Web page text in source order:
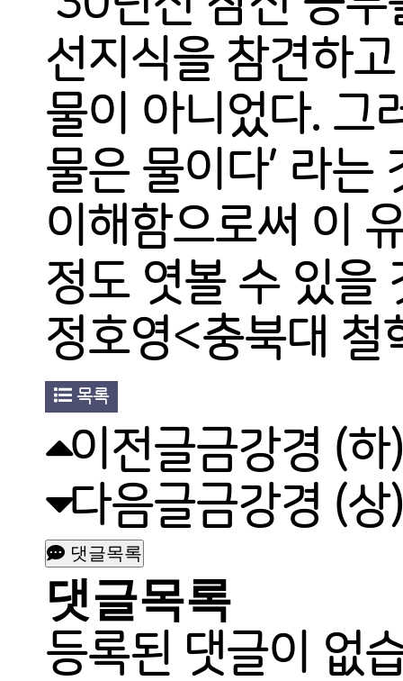
선지식을 참견하
물이 아니었다. 그
물은 물이다’ 라는
이해함으로써 이
정도 엿볼 수 있을
정호영<충북대 철
목록
이전글금강경 (하)
다음글금강경 (상)
댓글목록
댓글목록
등록된 댓글이 없